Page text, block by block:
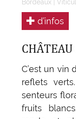
Bordeaux|
d’infos
C’est un vin
reflets
senteurs
fruits